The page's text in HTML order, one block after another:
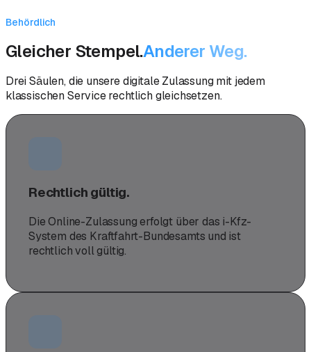
Behördlich
Gleicher Stempel.Anderer Weg.
Drei Säulen, die unsere digitale Zulassung mit jedem
klassischen Service rechtlich gleichsetzen.
Rechtlich gültig.
Die Online-Zulassung erfolgt über das i-Kfz-
System des Kraftfahrt-Bundesamts und ist
rechtlich voll gültig.